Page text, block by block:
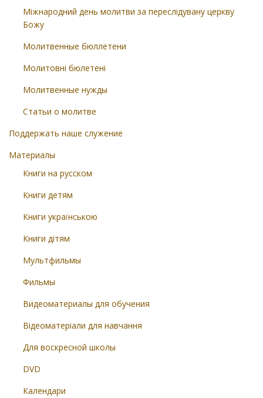
Міжнародний день молитви за переслідувану церкву
Божу
Молитвенные бюллетени
Молитовні бюлетені
Молитвенные нужды
Статьи о молитве
Поддержать наше служение
Материалы
Книги на русском
Книги детям
Книги українською
Книги дітям
Мультфильмы
Фильмы
Видеоматериалы для обучения
Відеоматеріали для навчання
Для воскресной школы
DVD
Календари